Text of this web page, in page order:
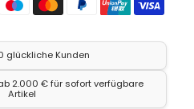
glückliche Kunden
2.000 € für sofort verfügbare
Artikel